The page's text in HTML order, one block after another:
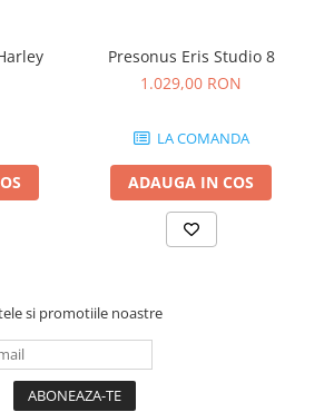
copii
Presonus Eris Studio 8
1.029,00 RON
LA COMANDA
ADAUGA IN COS
si promotiile noastre